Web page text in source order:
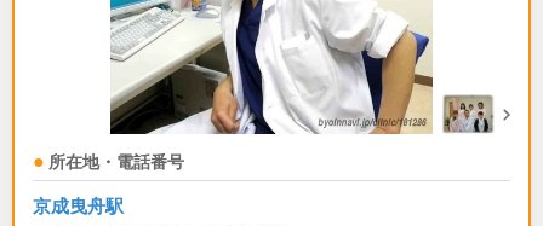
所在地・電話番号
京成曳舟駅